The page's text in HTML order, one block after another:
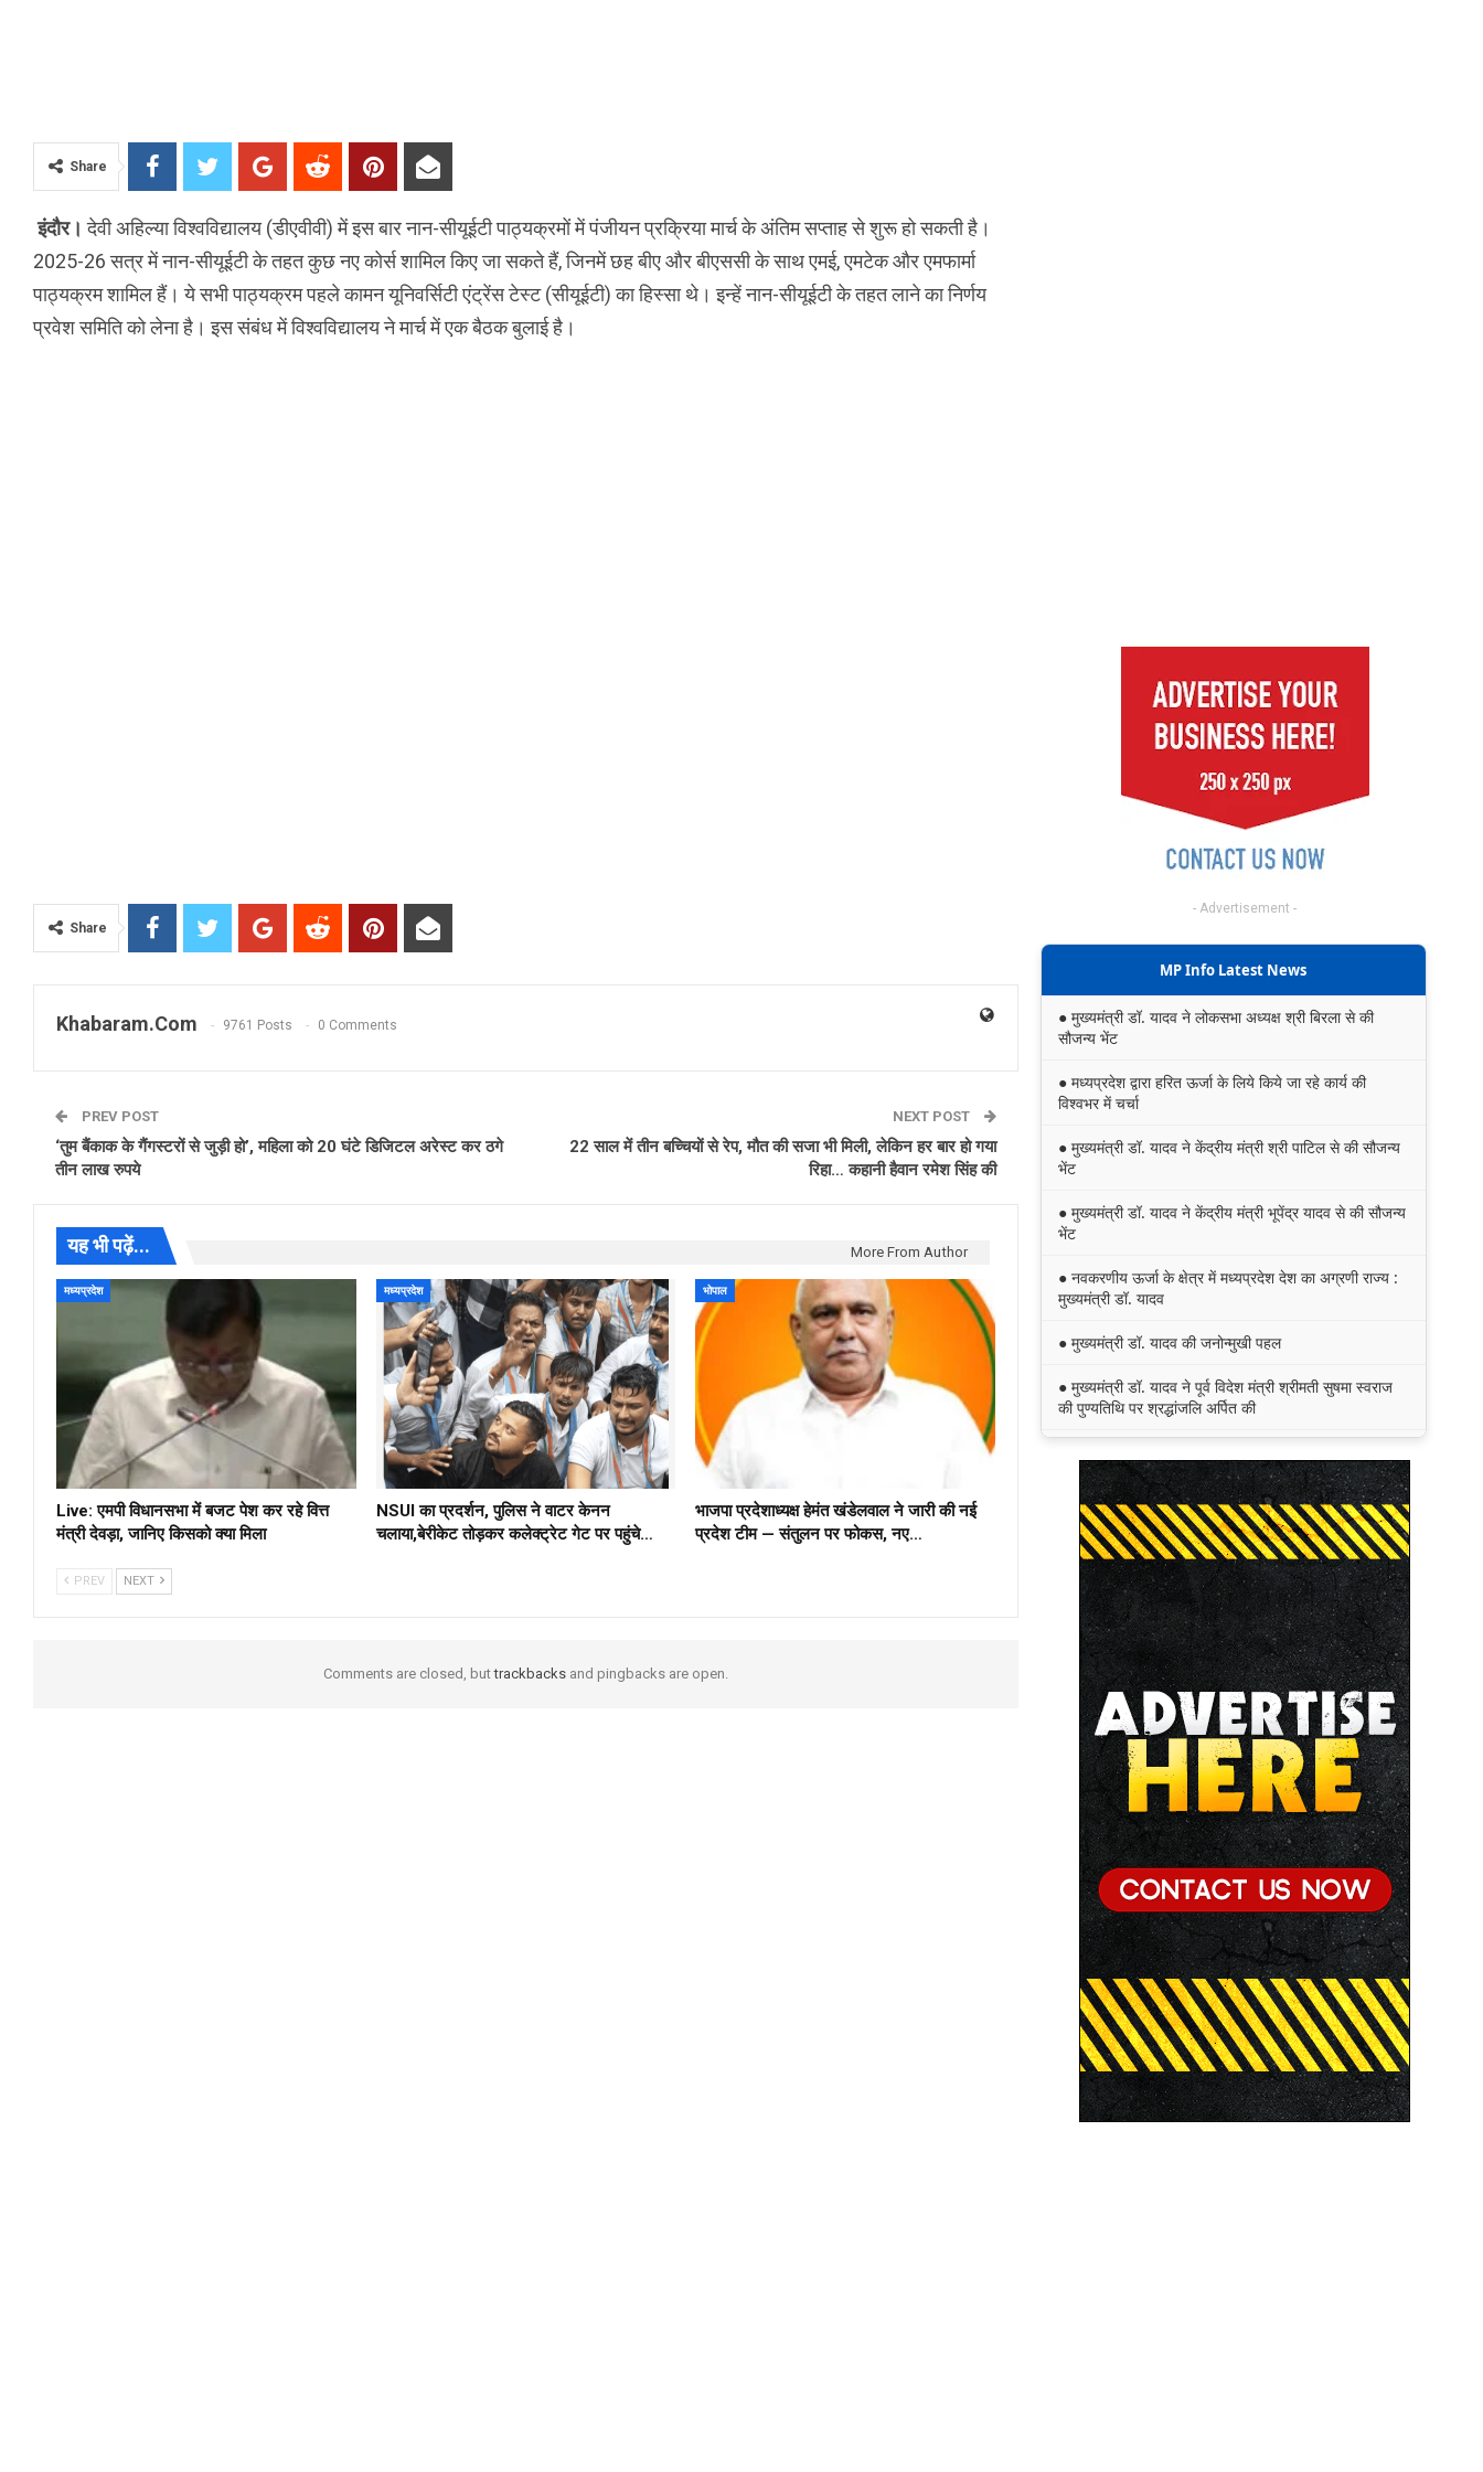
Share
इंदौर।देवी अहिल्या विश्वविद्यालय (डीएवीवी) में इस बार नान-सीयूईटी पाठ्यक्रमों में पंजीयन प्रक्रिया मार्च के अंतिम सप्ताह से शुरू हो सकती है।
2025-26 सत्र में नान-सीयूईटी के तहत कुछ नए कोर्स शामिल किए जा सकते हैं, जिनमें छह बीए और बीएससी के साथ एमई, एमटेक और एमफार्मा
पाठ्यक्रम शामिल हैं। ये सभी पाठ्यक्रम पहले कामन यूनिवर्सिटी एंट्रेंस टेस्ट (सीयूईटी) का हिस्सा थे। इन्हें नान-सीयूईटी के तहत लाने का निर्णय
प्रवेश समिति को लेना है। इस संबंध में विश्वविद्यालय ने मार्च में एक बैठक बुलाई है।
Share
Khabaram.Com 9761 Posts 0 Comments
PREV POST
‘तुम बैंकाक के गैंगस्टरों से जुड़ी हो’, महिला को 20 घंटे डिजिटल अरेस्ट कर ठगे
तीन लाख रुपये
NEXT POST
22 साल में तीन बच्चियों से रेप, मौत की सजा भी मिली, लेकिन हर बार हो गया
रिहा… कहानी हैवान रमेश सिंह की
यह भी पढ़ें... More From Author
मध्यप्रदेश
Live: एमपी विधानसभा में बजट पेश कर रहे वित्त
मंत्री देवड़ा, जानिए किसको क्या मिला
मध्यप्रदेश
NSUI का प्रदर्शन, पुलिस ने वाटर केनन
चलाया,बेरीकेट तोड़कर कलेक्ट्रेट गेट पर पहुंचे…
भोपाल
भाजपा प्रदेशाध्यक्ष हेमंत खंडेलवाल ने जारी की नई
प्रदेश टीम — संतुलन पर फोकस, नए…
PREV NEXT
Comments are closed, buttrackbacksand pingbacks are open.
- Advertisement -
MP Info Latest News
● मुख्यमंत्री डॉ. यादव ने लोकसभा अध्यक्ष श्री बिरला से की
सौजन्य भेंट
● मध्यप्रदेश द्वारा हरित ऊर्जा के लिये किये जा रहे कार्य की
विश्वभर में चर्चा
● मुख्यमंत्री डॉ. यादव ने केंद्रीय मंत्री श्री पाटिल से की सौजन्य
भेंट
● मुख्यमंत्री डॉ. यादव ने केंद्रीय मंत्री भूपेंद्र यादव से की सौजन्य
भेंट
● नवकरणीय ऊर्जा के क्षेत्र में मध्यप्रदेश देश का अग्रणी राज्य :
मुख्यमंत्री डॉ. यादव
● मुख्यमंत्री डॉ. यादव की जनोन्मुखी पहल
● मुख्यमंत्री डॉ. यादव ने पूर्व विदेश मंत्री श्रीमती सुषमा स्वराज
की पुण्यतिथि पर श्रद्धांजलि अर्पित की
प्रभावी बनाने के लिए अनुशंसाएं देने उच्च स्तरीय समिति गठित
● मध्यप्रदेश में सृजन संवाद अभियान का शुभारंभ
● मध्यप्रदेश पुलिस की अवैध मादक पदार्थों के विरूद्ध प्रभावी
कार्यवाही